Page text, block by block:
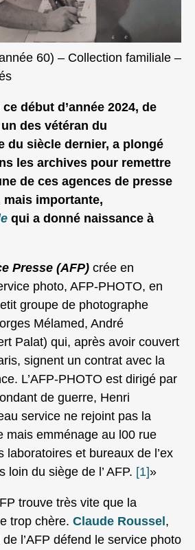
60) – Collection familiale –
début d’année 2024, de
un des vétéran du
du siècle dernier, a plongé
les archives pour remettre
de ces agences de presse
mais importante,
qui a donné naissance à
Presse (AFP) crée en
photo, AFP-PHOTO, en
groupe de photographe
Mélamed, André
Palat) qui, après avoir couvert
signent un contrat avec la
L’AFP-PHOTO est dirigé par
de guerre, Henri
service ne rejoint pas la
mais emménage au l00 rue
laboratoires et bureaux de l’ex
loin du siège de l’ AFP. [1]»
trouve très vite que la
trop chère. Claude Roussel,
l’AFP défend le service photo